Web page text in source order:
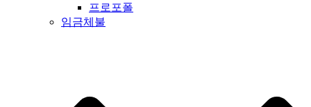
프로포폴
임금체불